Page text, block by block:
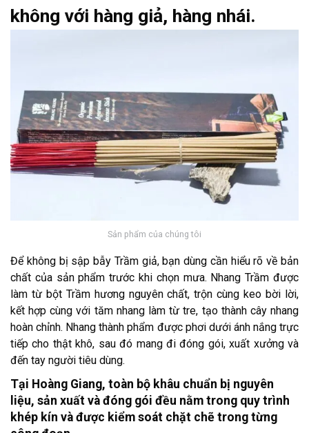
không với hàng giả, hàng nhái.
Sản phẩm của chúng tôi
Để không bị sập bẫy Trầm giả, bạn dùng cần hiểu rõ về bản
chất của sản phẩm trước khi chọn mưa. Nhang Trầm được
làm từ bột Trầm hương nguyên chất, trộn cùng keo bời lời,
kết hợp cùng với tăm nhang làm từ tre, tạo thành cây nhang
hoàn chỉnh. Nhang thành phẩm được phơi dưới ánh nắng trực
tiếp cho thật khô, sau đó mang đi đóng gói, xuất xưởng và
đến tay người tiêu dùng.
Tại Hoàng Giang, toàn bộ khâu chuẩn bị nguyên
liệu, sản xuất và đóng gói đều nằm trong quy trình
khép kín và được kiểm soát chặt chẽ trong từng